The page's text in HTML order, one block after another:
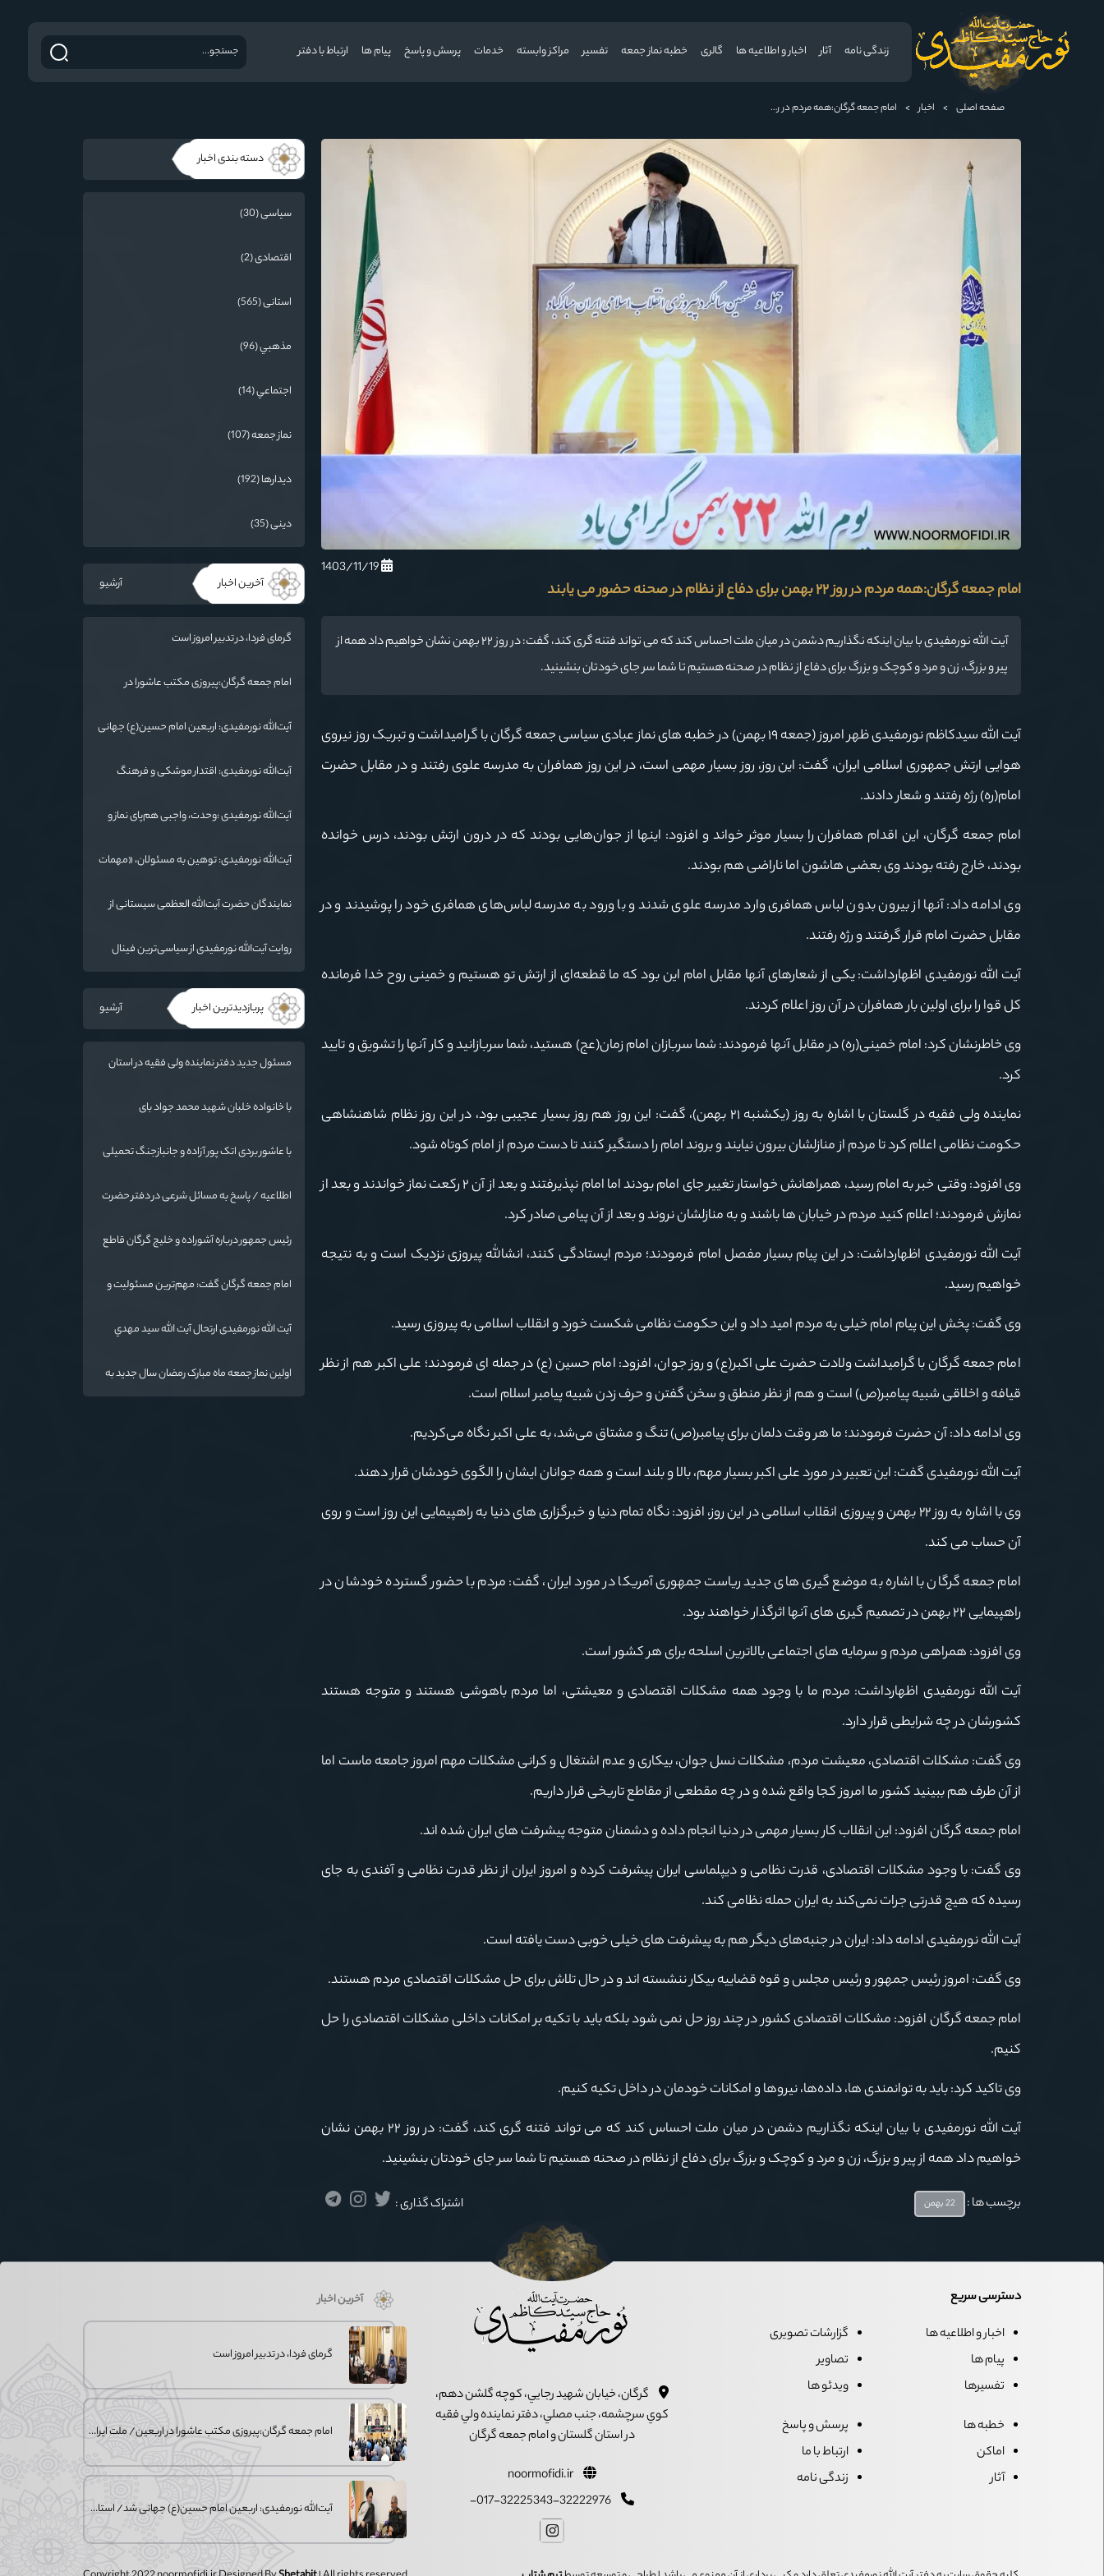
زندگی نامه آثار اخبار و اطلاعیه ها گالری خطبه نماز جمعه تفسیر مراکز وابسته خدمات پرسش و پاسخ پیام ها ارتباط با دفتر
صفحه اصلی > اخبار > امام جمعه گرگان:همه مردم در روز ٢٢ بهمن برای دفاع از نظام در صحنه حضور می یابند
1403/11/19
امام جمعه گرگان:همه مردم در روز ٢٢ بهمن برای دفاع از نظام در صحنه حضور می یابند
آیت الله نورمفیدی با بیان اینکه نگذاریم دشمن در میان ملت احساس کند که می تواند فتنه گری کند، گفت: در روز ٢٢ بهمن نشان خواهیم داد همه از
پیر و بزرگ، زن و مرد و کوچک و بزرگ برای دفاع از نظام در صحنه هستیم تا شما سر جای خودتان بنشینید.
آیت الله سیدکاظم نورمفیدی ظهر امروز (جمعه ١٩ بهمن) در خطبه های نماز عبادی سیاسی جمعه گرگان با گرامیداشت و تبریک روز نیروی
هوایی ارتش جمهوری اسلامی ایران، گفت: این روز، روز بسیار مهمی است، در این روز همافران به مدرسه علوی رفتند و در مقابل حضرت
امام(ره) رژه رفتند و شعار دادند.
امام جمعه گرگان، این اقدام همافران را بسیار موثر خواند و افزود: اینها از جوان‌هایی بودند که در درون ارتش بودند، درس خوانده
بودند، خارج رفته بودند وی بعضی هاشون اما ناراضی هم بودند.
وی ادامه داد: آنها از بیرون بدون لباس همافری وارد مدرسه علوی شدند و با ورود به مدرسه لباس‌های همافری خود را پوشیدند و در
مقابل حضرت امام قرار گرفتند و رژه رفتند.
آیت الله نورمفیدی اظهارداشت: یکی از شعارهای آنها مقابل امام این بود که ما قطعه‌ای از ارتش تو هستیم و خمینی روح خدا فرمانده
کل قوا را برای اولین بار همافران در آن روز اعلام کردند.
وی خاطرنشان کرد: امام خمینی(ره) در مقابل آنها فرمودند: شما سربازان امام زمان(عج) هستید، شما سربازانید و کار آنها را تشویق و تایید
کرد.
نماینده ولی فقیه در گلستان با اشاره به روز (یکشنبه ٢١ بهمن)، گفت: این روز هم روز بسیار عجیبی بود، در این روز نظام شاهنشاهی
حکومت نظامی اعلام کرد تا مردم از منازلشان بیرون نیایند و بروند امام را دستگیر کنند تا دست مردم از امام کوتاه شود.
وی افزود: وقتی خبر به امام رسید، همراهانش خواستار تغییر جای امام بودند اما امام نپذیرفتند و بعد از آن ٢ رکعت نماز خواندند و بعد از
نمازش فرمودند؛ اعلام کنید مردم در خیابان ها باشند و به منازلشان نروند و بعد از آن پیامی صادر کرد.
آیت الله نورمفیدی اظهارداشت: در این پیام بسیار مفصل امام فرمودند؛ مردم ایستادگی کنند، انشالله پیروزی نزدیک است و به نتیجه
خواهیم رسید.
وی گفت: پخش این پیام امام خیلی به مردم امید داد و این حکومت نظامی شکست خورد و انقلاب اسلامی به پیروزی رسید.
امام جمعه گرگان با گرامیداشت ولادت حضرت علی اکبر(ع) و روز جوان، افزود: امام حسین (ع) در جمله ای فرمودند؛ علی اکبر هم از نظر
قیافه و اخلاقی شبیه پیامبر(ص) است و هم از نظر منطق و سخن گفتن و حرف زدن شبیه پیامبر اسلام است.
وی ادامه داد: آن حضرت فرمودند؛ ما هر وقت دلمان برای پیامبر(ص) تنگ و مشتاق می‌شد، به علی اکبر نگاه می‌کردیم.
آیت الله نورمفیدی گفت: این تعبیر در مورد علی اکبر بسیار مهم، بالا و بلند است و همه جوانان ایشان را الگوی خودشان قرار دهند.
وی با اشاره به روز ۲۲ بهمن و پیروزی انقلاب اسلامی در این روز، افزود: نگاه تمام دنیا و خبرگزاری های دنیا به راهپیمایی این روز است و روی
آن حساب می کند.
امام جمعه گرگان با اشاره به موضع گیری های جدید ریاست جمهوری آمریکا در مورد ایران، گفت: مردم با حضور گسترده خودشان در
راهپیمایی ٢٢ بهمن در تصمیم گیری های آنها اثرگذار خواهند بود.
وی افزود: همراهی مردم و سرمایه های اجتماعی بالاترین اسلحه برای هر کشور است.
آیت الله نورمفیدی اظهارداشت: مردم ما با وجود همه مشکلات اقتصادی و معیشتی، اما مردم باهوشی هستند و متوجه هستند
کشورشان در چه شرایطی قرار دارد.
وی گفت: مشکلات اقتصادی، معیشت مردم، مشکلات نسل جوان، بیکاری و عدم اشتغال و کرانی مشکلات مهم امروز جامعه ماست اما
از آن طرف هم ببینید کشور ما امروز کجا واقع شده و در چه مقطعی از مقاطع تاریخی قرار داریم.
امام جمعه گرگان افزود: این انقلاب کار بسیار مهمی در دنیا انجام داده و دشمنان متوجه پیشرفت های ایران شده اند.
وی گفت: با وجود مشکلات اقتصادی، قدرت نظامی و دیپلماسی ایران پیشرفت کرده و امروز ایران از نظر قدرت نظامی و آفندی به جای
رسیده که هیچ قدرتی جرات نمی‌کند به ایران حمله نظامی کند.
آیت الله نورمفیدی ادامه داد: ایران در جنبه‌های دیگر هم به پیشرفت های خیلی خوبی دست یافته است.
وی گفت: امروز رئیس جمهور و رئیس مجلس و قوه قضاییه بیکار ننشسته اند و در حال تلاش برای حل مشکلات اقتصادی مردم هستند.
امام جمعه گرگان افزود: مشکلات اقتصادی کشور در چند روز حل نمی شود بلکه باید با تکیه بر امکانات داخلی مشکلات اقتصادی را حل
کنیم.
وی تاکید کرد: باید به توانمندی ها، داده‌ها، نیروها و امکانات خودمان در داخل تکیه کنیم.
آیت الله نورمفیدی با بیان اینکه نگذاریم دشمن در میان ملت احساس کند که می تواند فتنه گری کند، گفت: در روز ٢٢ بهمن نشان
خواهیم داد همه از پیر و بزرگ، زن و مرد و کوچک و بزرگ برای دفاع از نظام در صحنه هستیم تا شما سر جای خودتان بنشینید.
برچسب ها : 22 بهمن اشتراک گذاری :
دسته بندی اخبار
سیاسی (30)
اقتصادی (2)
استانی (565)
مذهبي (96)
اجتماعي (14)
نماز جمعه (107)
دیدارها (192)
دینی (35)
آخرین اخبار آرشیو
گرمای فردا، در تدبیر امروز است
امام جمعه گرگان:پیروزی مکتب عاشورا در
نمی‌شود
آیت‌الله نورمفیدی: اربعین امام حسین(ع) جهانی
تهمت به مسئولان حد شرعی دارد
آیت‌الله نورمفیدی: اقتدار موشکی و فرهنگ
تا ضرورت روایتگری جهانی
آیت‌الله نورمفیدی :وحدت، واجبی هم‌پای نماز و
آیت‌الله نورمفیدی: توهین به مسئولان، «مهمات
به جای جنگ است
نمایندگان حضرت آیت‌الله العظمی سیستانی از
کردند
روایت آیت‌الله نورمفیدی از سیاسی‌ترین فینال
می‌نشیند
پربازدیدترین اخبار
آرشیو
مسئول جدید دفتر نماینده ولی فقیه در استان
با خانواده خلبان شهید محمد جواد بای
با عاشور بردی اتک پور آزاده و جانبازجنگ تحمیلی
اطلاعیه / پاسخ به مسائل شرعی در دفتر حضرت
رئیس جمهور درباره آشوراده و خلیج گرگان قاطع
امام جمعه گرگان گفت: مهم‌ترین مسئولیت و
دانش‌آموزان، انسان‌سازی و تربیت نیروهای موثر
و مفید برای آینده ایران اسلامی است.
آیت الله نورمفیدی ارتحال آیت الله سيد مهدي
اولین نماز جمعه ماه مبارک رمضان سال جدید به
دسترسی سریع
اخبار و اطلاعیه ها
پیام ها
تفسیرها
گزارشات تصویری
تصاویر
ویدئو ها
خطبه ها
اماکن
آثار
پرسش و پاسخ
ارتباط با ما
زندگی نامه
گرگان، خيابان شهيد رجايي، کوچه گلشن دهم،
کوي سرچشمه، جنب مصلي، دفتر نماينده ولي فقيه
در استان گلستان و امام جمعه گرگان
آخرین اخبار
گرمای فردا، در تدبیر امروز است
امام جمعه گرگان:پیروزی مکتب عاشورا در اربعین/ ملت ایران در برابر استکبار
آیت‌الله نورمفیدی: اربعین امام حسین(ع) جهانی شد/ استان گلستان الگوی